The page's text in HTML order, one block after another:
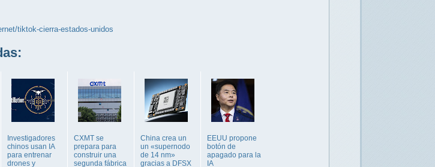
tiktok-cierra-estados-unidos
Investigadores
chinos usan IA
para entrenar
drones y
CXMT se
prepara para
construir una
segunda fábrica
China crea un
un «supernodo
de 14 nm»
gracias a DFSX
EEUU propone
botón de
apagado para la
IA